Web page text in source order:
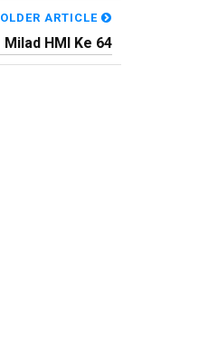
OLDER ARTICLE
Milad HMI Ke 64